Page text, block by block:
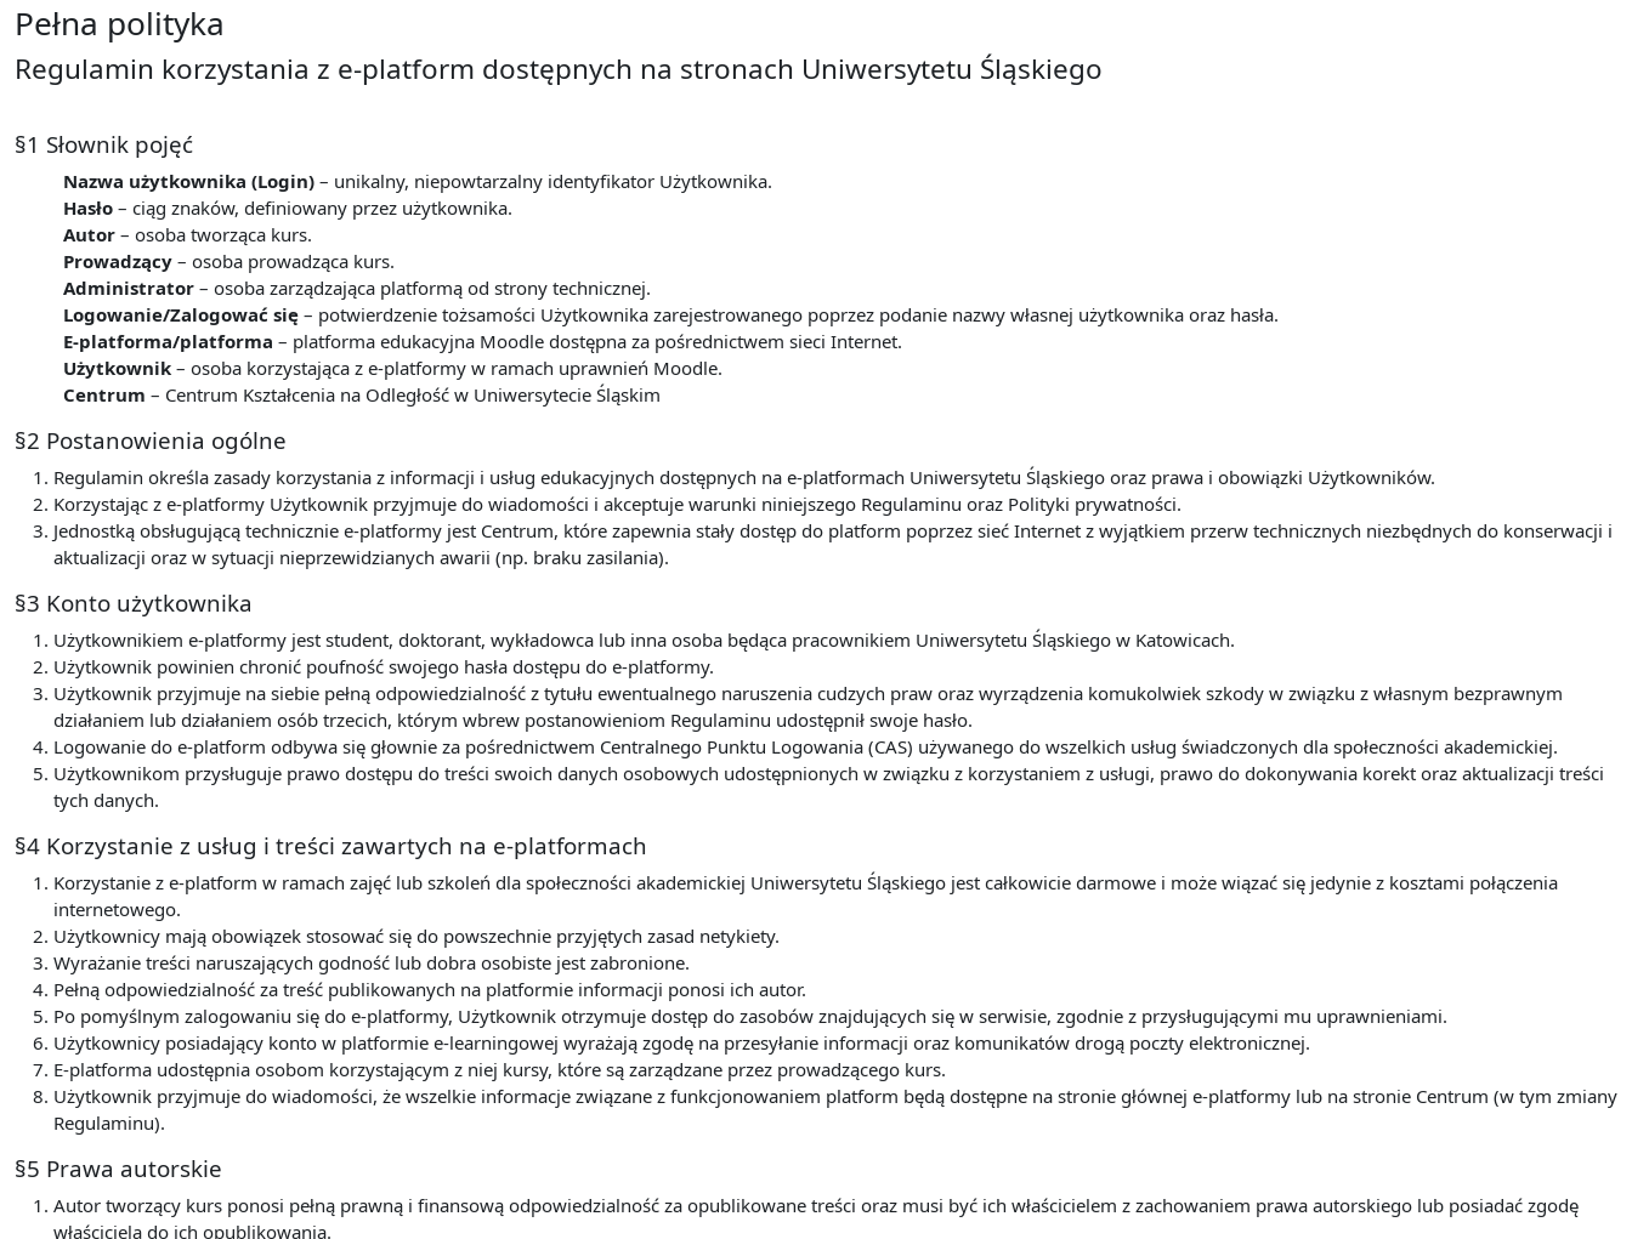
Pełna polityka
Regulamin korzystania z e-platform dostępnych na stronach Uniwersytetu Śląskiego
§1 Słownik pojęć
Nazwa użytkownika (Login) – unikalny, niepowtarzalny identyfikator Użytkownika.
Hasło – ciąg znaków, definiowany przez użytkownika.
Autor – osoba tworząca kurs.
Prowadzący – osoba prowadząca kurs.
Administrator – osoba zarządzająca platformą od strony technicznej.
Logowanie/Zalogować się – potwierdzenie tożsamości Użytkownika zarejestrowanego poprzez podanie nazwy własnej użytkownika oraz hasła.
E-platforma/platforma – platforma edukacyjna Moodle dostępna za pośrednictwem sieci Internet.
Użytkownik – osoba korzystająca z e-platformy w ramach uprawnień Moodle.
Centrum – Centrum Kształcenia na Odległość w Uniwersytecie Śląskim
§2 Postanowienia ogólne
Regulamin określa zasady korzystania z informacji i usług edukacyjnych dostępnych na e-platformach Uniwersytetu Śląskiego oraz prawa i obowiązki Użytkowników.
Korzystając z e-platformy Użytkownik przyjmuje do wiadomości i akceptuje warunki niniejszego Regulaminu oraz Polityki prywatności.
Jednostką obsługującą technicznie e-platformy jest Centrum, które zapewnia stały dostęp do platform poprzez sieć Internet z wyjątkiem przerw technicznych niezbędnych do konserwacji i
aktualizacji oraz w sytuacji nieprzewidzianych awarii (np. braku zasilania).
§3 Konto użytkownika
Użytkownikiem e-platformy jest student, doktorant, wykładowca lub inna osoba będąca pracownikiem Uniwersytetu Śląskiego w Katowicach.
Użytkownik powinien chronić poufność swojego hasła dostępu do e-platformy.
Użytkownik przyjmuje na siebie pełną odpowiedzialność z tytułu ewentualnego naruszenia cudzych praw oraz wyrządzenia komukolwiek szkody w związku z własnym bezprawnym
działaniem lub działaniem osób trzecich, którym wbrew postanowieniom Regulaminu udostępnił swoje hasło.
Logowanie do e-platform odbywa się głownie za pośrednictwem Centralnego Punktu Logowania (CAS) używanego do wszelkich usług świadczonych dla społeczności akademickiej.
Użytkownikom przysługuje prawo dostępu do treści swoich danych osobowych udostępnionych w związku z korzystaniem z usługi, prawo do dokonywania korekt oraz aktualizacji treści
tych danych.
§4 Korzystanie z usług i treści zawartych na e-platformach
Korzystanie z e-platform w ramach zajęć lub szkoleń dla społeczności akademickiej Uniwersytetu Śląskiego jest całkowicie darmowe i może wiązać się jedynie z kosztami połączenia
internetowego.
Użytkownicy mają obowiązek stosować się do powszechnie przyjętych zasad netykiety.
Wyrażanie treści naruszających godność lub dobra osobiste jest zabronione.
Pełną odpowiedzialność za treść publikowanych na platformie informacji ponosi ich autor.
Po pomyślnym zalogowaniu się do e-platformy, Użytkownik otrzymuje dostęp do zasobów znajdujących się w serwisie, zgodnie z przysługującymi mu uprawnieniami.
Użytkownicy posiadający konto w platformie e-learningowej wyrażają zgodę na przesyłanie informacji oraz komunikatów drogą poczty elektronicznej.
E-platforma udostępnia osobom korzystającym z niej kursy, które są zarządzane przez prowadzącego kurs.
Użytkownik przyjmuje do wiadomości, że wszelkie informacje związane z funkcjonowaniem platform będą dostępne na stronie głównej e-platformy lub na stronie Centrum (w tym zmiany
Regulaminu).
§5 Prawa autorskie
Autor tworzący kurs ponosi pełną prawną i finansową odpowiedzialność za opublikowane treści oraz musi być ich właścicielem z zachowaniem prawa autorskiego lub posiadać zgodę
właściciela do ich opublikowania.